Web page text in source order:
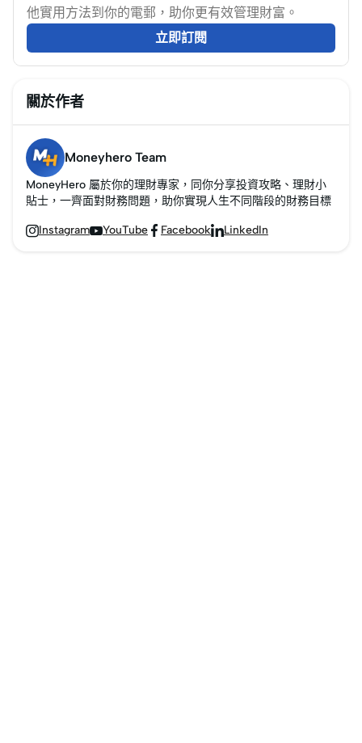
合自己的旅行信用卡。
一起來揭開2026年最強
旅行信用卡的秘密啦！
他實用方法到你的電郵，助你更有效管理財富。
立即訂閱
關於作者
Moneyhero Team
MoneyHero 屬於你的理財專家，同你分享投資攻略、理財小
貼士，一齊面對財務問題，助你實現人生不同階段的財務目標
InstagramYouTube  FacebookLinkedIn